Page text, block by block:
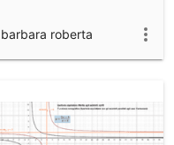
barbara roberta